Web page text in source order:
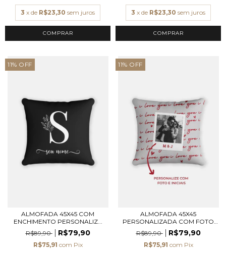
3 x de R$23,30 sem juros 3 x de R$23,30 sem juros
COMPRAR
11% OFF
ALMOFADA 45X45 COM
ENCHIMENTO PERSONALIZ...
R$89,90
R$79,90
R$75,91 com Pix
11% OFF
ALMOFADA 45X45
PERSONALIZADA COM FOTO
DO...
R$89,90 R$79,90
R$75,91 com Pix